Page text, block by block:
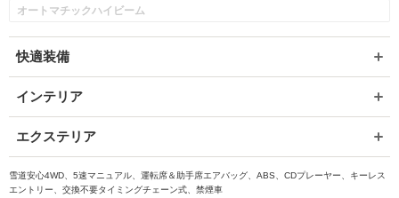
オートマチックハイビーム
快適装備
インテリア
エクステリア
雪道安心4WD、5速マニュアル、運転席＆助手席エアバッグ、ABS、CDプレーヤー、キーレス
エントリー、交換不要タイミングチェーン式、禁煙車